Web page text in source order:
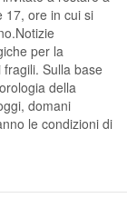
17, ore in cui si
per la
Sulla base
della
domani
le condizioni di